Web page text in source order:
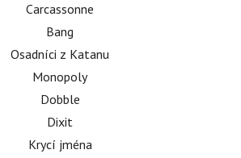
Carcassonne
Bang
Osadníci z Katanu
Monopoly
Dobble
Dixit
Krycí jména